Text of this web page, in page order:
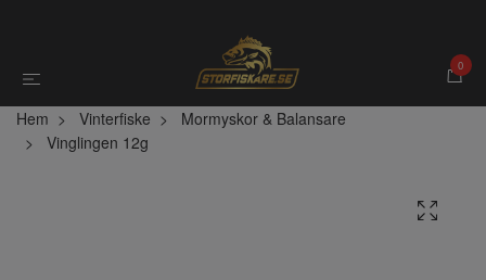
0
Hem Vinterfiske
Mormyskor & Balansare
Vinglingen 12g